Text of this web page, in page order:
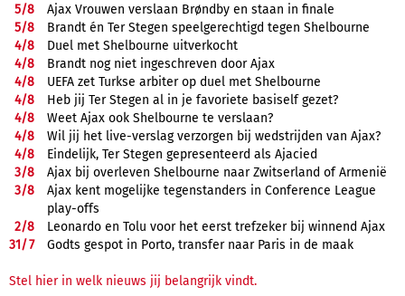
5/8
Ajax Vrouwen verslaan Brøndby en staan in finale
5/8
Brandt én Ter Stegen speelgerechtigd tegen Shelbourne
4/8
Duel met Shelbourne uitverkocht
4/8
Brandt nog niet ingeschreven door Ajax
4/8
UEFA zet Turkse arbiter op duel met Shelbourne
4/8
Heb jij Ter Stegen al in je favoriete basiself gezet?
4/8
Weet Ajax ook Shelbourne te verslaan?
4/8
Wil jij het live-verslag verzorgen bij wedstrijden van Ajax?
4/8
Eindelijk, Ter Stegen gepresenteerd als Ajacied
3/8
Ajax bij overleven Shelbourne naar Zwitserland of Armenië
3/8
Ajax kent mogelijke tegenstanders in Conference League
play-offs
2/8
Leonardo en Tolu voor het eerst trefzeker bij winnend Ajax
31/7 Godts gespot in Porto, transfer naar Paris in de maak
Stel hier in welk nieuws jij belangrijk vindt.